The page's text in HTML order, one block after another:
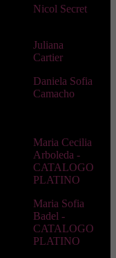
Nicol Secret
Juliana
Cartier
Daniela Sofia
Camacho
Maria Cecilia
Arboleda -
CATALOGO
PLATINO
Maria Sofia
Badel -
CATALOGO
PLATINO